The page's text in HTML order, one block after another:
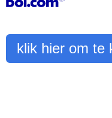
klik hier om te